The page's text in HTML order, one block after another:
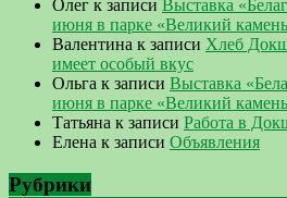
Олег к записи Выставка
июня в парке «Великий
Валентина к записи Хлеб
имеет особый вкус
Ольга к записи Выставка
июня в парке «Великий
Татьяна к записи Работа в
Елена к записи Объявления
Рубрики